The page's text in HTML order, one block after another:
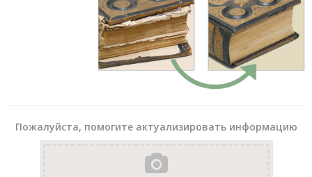
Пожалуйста, помогите актуализировать информацию